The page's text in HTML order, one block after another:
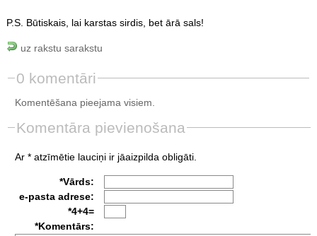
P.S. Būtiskais, lai karstas sirdis, bet ārā sals!
uz rakstu sarakstu
0 komentāri
Komentēšana pieejama visiem.
Komentāra pievienošana
Ar * atzīmētie lauciņi ir jāaizpilda obligāti.
*Vārds:
e-pasta adrese:
*4+4=
*Komentārs: